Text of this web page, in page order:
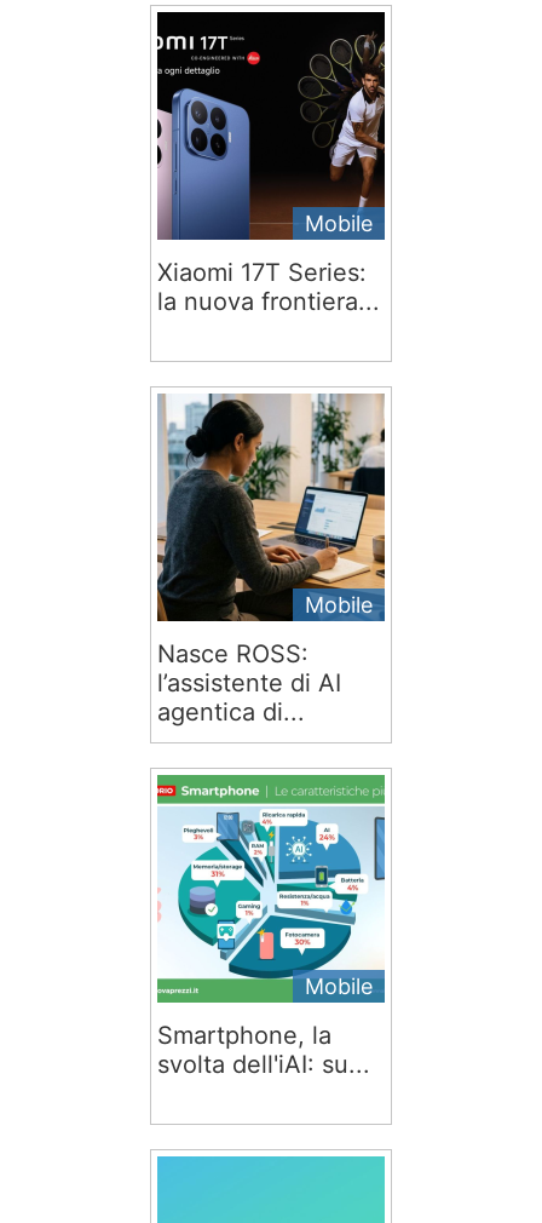
Mobile
Xiaomi 17T Series:
la nuova frontiera...
Mobile
Nasce ROSS:
l’assistente di AI
agentica di...
Mobile
Smartphone, la
svolta dell'iAI: su...